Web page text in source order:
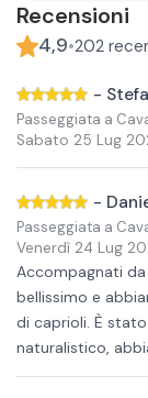
Recensioni
4,9•202
-
Passeggiata a
Sabato 25 Lug
-
Passeggiata a
Venerdì 24 Lug
Accompagnati
bellissimo e
di caprioli. È
naturalistico,